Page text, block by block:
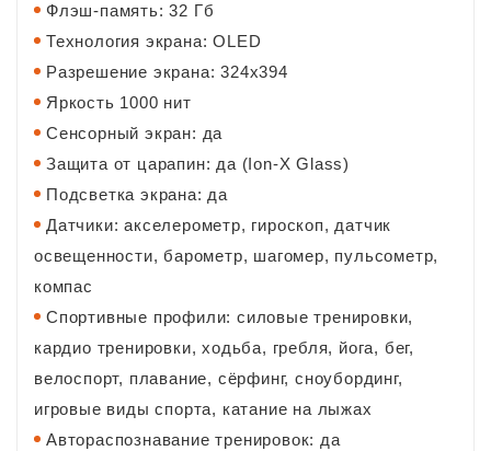
Флэш-память: 32 Гб
Технология экрана: OLED
Разрешение экрана: 324x394
Яркость 1000 нит
Сенсорный экран: да
Защита от царапин: да (Ion-X Glass)
Подсветка экрана: да
Датчики: акселерометр, гироскоп, датчик
освещенности, барометр, шагомер, пульсометр,
компас
Спортивные профили: силовые тренировки,
кардио тренировки, xодьба, гребля, йога, бег,
велоспорт, плавание, сёрфинг, сноубординг,
игровые виды спорта, катание на лыжах
Автораспознавание тренировок: да